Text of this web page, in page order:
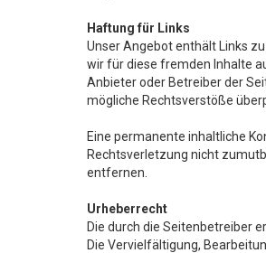
Haftung für Links
Unser Angebot enthält Links
wir für diese fremden Inhalte
Anbieter oder Betreiber der
mögliche Rechtsverstöße
Eine permanente inhaltliche
Rechtsverletzung nicht
entfernen.
Urheberrecht
Die durch die Seitenbetreiber
Die Vervielfältigung,